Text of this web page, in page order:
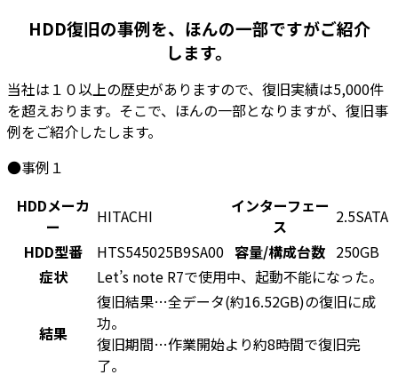
HDD復旧の事例を、ほんの一部ですがご紹介
します。
当社は １０以上の歴史がありますので、 復旧実績は5,000件
を超えおります。そこで、ほんの一部となりますが、復旧事
例をご紹介したします。
●事例１
HDDメーカ
ー
HITACHI
インターフェー
ス
2.5SATA
HDD型番
HTS545025B9SA00 容量/構成台数 250GB
症状
Let’s note R7で使用中、起動不能になった。
結果
復旧結果…全データ(約16.52GB)の復旧に成
功。
復旧期間…作業開始より約8時間で復旧完
了。